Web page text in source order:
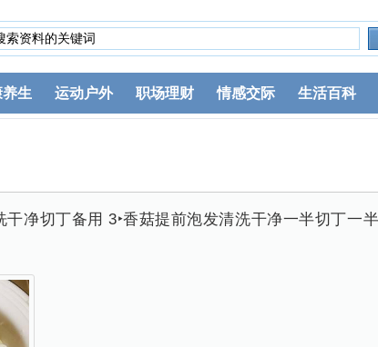
生 运动户外 职场理财 情感交际 生活百科
净切丁备用 3‣香菇提前泡发清洗干净一半切丁一